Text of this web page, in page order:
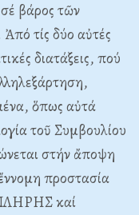
βάρος τῶν
τίς δύο αὐτές
διατάξεις, πού
ὅπως αὐτά
τοῦ Συμβουλίου
στήν ἄποψη
προστασία
καί